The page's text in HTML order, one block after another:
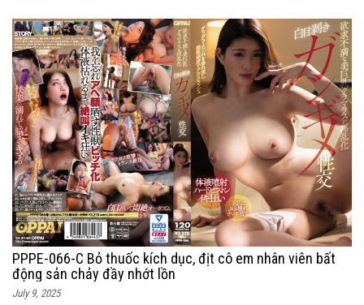
PPPE-066-C Bỏ thuốc kích dục, địt cô em nhân viên bất
động sản chảy đầy nhớt lồn
July 9, 2025